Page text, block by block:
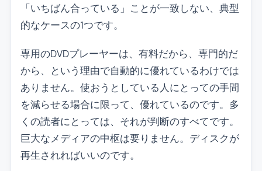
「いちばん合っている」ことが一致しない、典型
的なケースの1つです。
専用のDVDプレーヤーは、有料だから、専門的だ
から、という理由で自動的に優れているわけでは
ありません。使おうとしている人にとっての手間
を減らせる場合に限って、優れているのです。多
くの読者にとっては、それが判断のすべてです。
巨大なメディアの中枢は要りません。ディスクが
再生されればいいのです。